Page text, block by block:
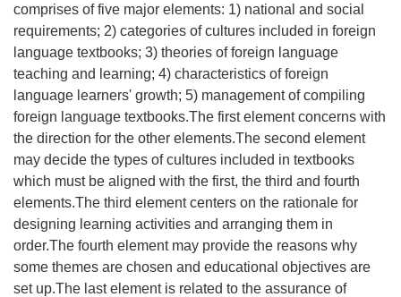
comprises of five major elements: 1) national and social
requirements; 2) categories of cultures included in foreign
language textbooks; 3) theories of foreign language
teaching and learning; 4) characteristics of foreign
language learners' growth; 5) management of compiling
foreign language textbooks.The first element concerns with
the direction for the other elements.The second element
may decide the types of cultures included in textbooks
which must be aligned with the first, the third and fourth
elements.The third element centers on the rationale for
designing learning activities and arranging them in
order.The fourth element may provide the reasons why
some themes are chosen and educational objectives are
set up.The last element is related to the assurance of